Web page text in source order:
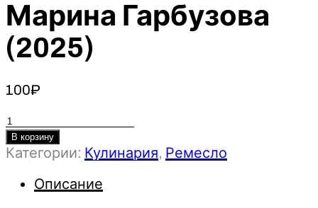
Марина Гарбузова
(2025)
100₽
Количество
товара
Бульоны.
В корзину
Категории: Кулинария, Ремесло
Описание